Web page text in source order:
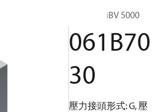
測試閥, MBV 5000
061B70
30
壓力接頭形式: G, 壓